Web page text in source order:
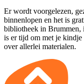
Er wordt voorgelezen,
binnenlopen en het is
bibliotheek in Brummen,
is er tijd om met je kindje
over allerlei materialen.